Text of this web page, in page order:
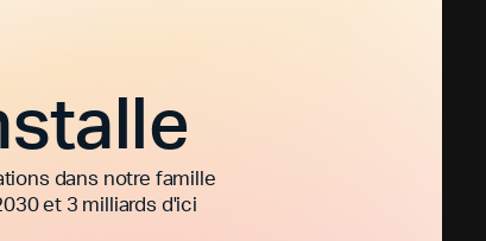
dans notre famille
et 3 milliards d'ici